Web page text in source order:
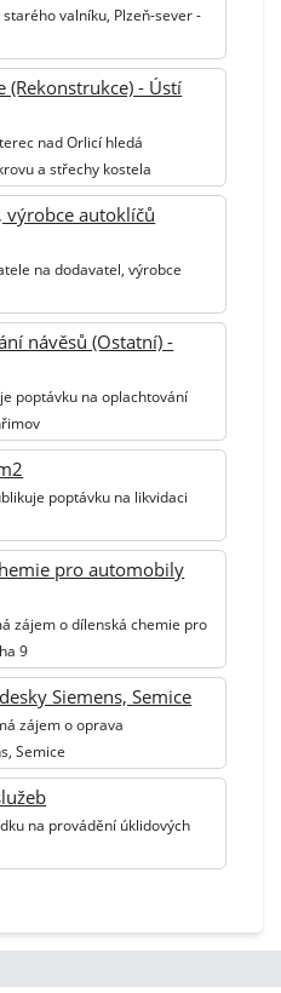
valníku, Plzeň-sever -
(Rekonstrukce) - Ústí
nad Orlicí hledá
a střechy kostela
výrobce autoklíčů
na dodavatel, výrobce
návěsů (Ostatní) -
poptávku na oplachtování
poptávku na likvidaci
pro automobily
zájem o dílenská chemie pro
9
Siemens, Semice
zájem o oprava
Semice
na provádění úklidových